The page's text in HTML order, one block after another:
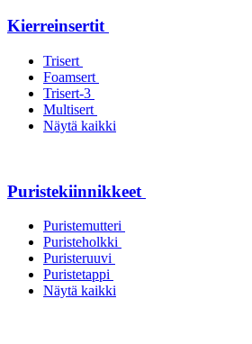
Kierreinsertit
Trisert
Foamsert
Trisert-3
Multisert
Näytä kaikki
Puristekiinnikkeet
Puristemutteri
Puristeholkki
Puristeruuvi
Puristetappi
Näytä kaikki